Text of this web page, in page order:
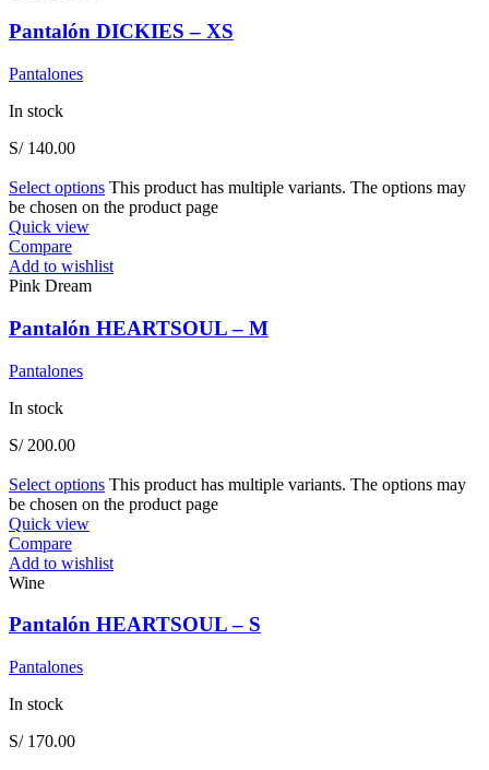
Pantalón DICKIES – XS
Pantalones
In stock
S/140.00
Select options This product has multiple variants. The options may
be chosen on the product page
Quick view
Compare
Add to wishlist
Pink Dream
Pantalón HEARTSOUL – M
Pantalones
In stock
S/200.00
Select options This product has multiple variants. The options may
be chosen on the product page
Quick view
Compare
Add to wishlist
Wine
Pantalón HEARTSOUL – S
Pantalones
In stock
S/170.00